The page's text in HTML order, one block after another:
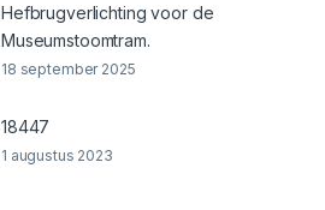
Hefbrugverlichting voor de
Museumstoomtram.
18 september 2025
18447
1 augustus 2023